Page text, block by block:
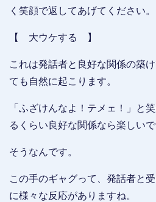
く笑顔で返してあげてください。
【 大ウケする 】
これは発話者と良好な関係の築
ても自然に起こります。
「ふざけんなよ！テメェ！」と
るくらい良好な関係なら楽しいで
そうなんです。
この手のギャグって、発話者と
に様々な反応がありますね。